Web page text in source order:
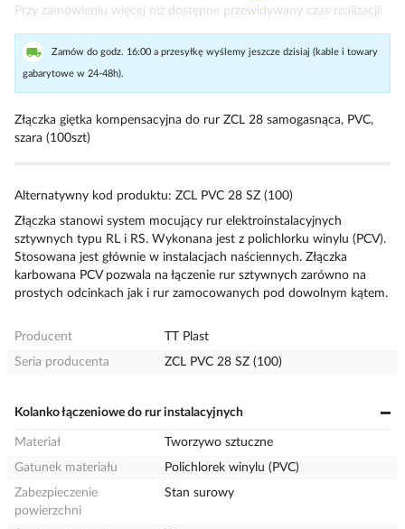
Przy zamówieniu więcej niż dostępne przewidywany czas realizacji
Zamów do godz. 16:00 a przesyłkę wyślemy jeszcze dzisiaj (kable i towary
gabarytowe w 24-48h).
Złączka giętka kompensacyjna do rur ZCL 28 samogasnąca, PVC,
szara (100szt)
Alternatywny kod produktu: ZCL PVC 28 SZ (100)
Złączka stanowi system mocujący rur elektroinstalacyjnych
sztywnych typu RL i RS. Wykonana jest z polichlorku winylu (PCV).
Stosowana jest głównie w instalacjach naściennych. Złączka
karbowana PCV pozwala na łączenie rur sztywnych zarówno na
prostych odcinkach jak i rur zamocowanych pod dowolnym kątem.
Producent
TT Plast
Seria producenta
ZCL PVC 28 SZ (100)
Kolanko łączeniowe do rur instalacyjnych
Materiał
Tworzywo sztuczne
Gatunek materiału
Polichlorek winylu (PVC)
Zabezpieczenie
powierzchni
Stan surowy